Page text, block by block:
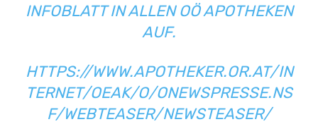
INFOBLATT IN ALLEN OÖ APOTHEKEN
AUF.
HTTPS://WWW.APOTHEKER.OR.AT/IN
TERNET/OEAK/O/ONEWSPRESSE.NS
F/WEBTEASER/NEWSTEASER/